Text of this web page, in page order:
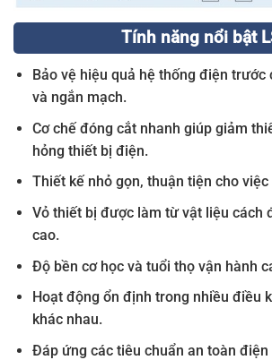
Tính năng nổi bật
Bảo vệ hiệu quả hệ thống điện trước
và ngắn mạch.
Cơ chế đóng cắt nhanh giúp giảm
hỏng thiết bị điện.
Thiết kế nhỏ gọn, thuận tiện cho
Vỏ thiết bị được làm từ vật liệu cách
cao.
Độ bền cơ học và tuổi thọ vận hành
Hoạt động ổn định trong nhiều điều
khác nhau.
Đáp ứng các tiêu chuẩn an toàn điện